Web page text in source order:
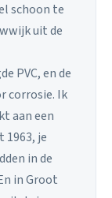
schoon te
uit de
PVC, en de
corrosie. Ik
aan een
je
in de
in Groot